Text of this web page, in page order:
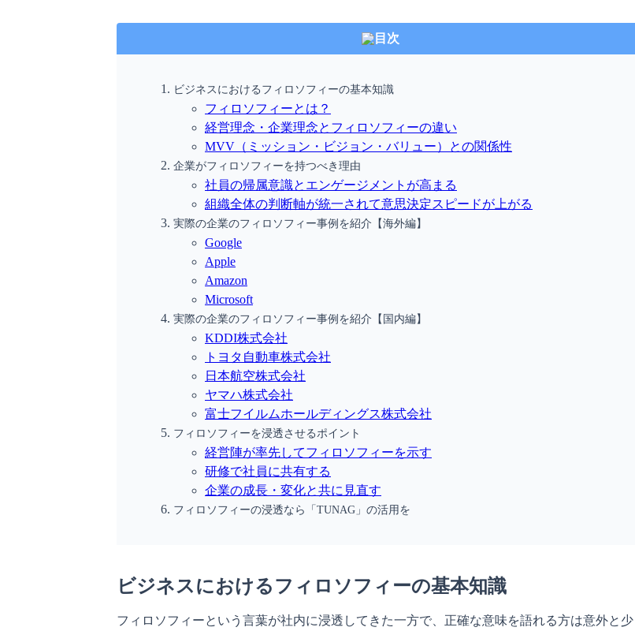
目次
ビジネスにおけるフィロソフィーの基本知識
フィロソフィーとは？
経営理念・企業理念とフィロソフィーの違い
MVV（ミッション・ビジョン・バリュー）との関係性
企業がフィロソフィーを持つべき理由
社員の帰属意識とエンゲージメントが高まる
組織全体の判断軸が統一されて意思決定スピードが上がる
実際の企業のフィロソフィー事例を紹介【海外編】
Google
Apple
Amazon
Microsoft
実際の企業のフィロソフィー事例を紹介【国内編】
KDDI株式会社
トヨタ自動車株式会社
日本航空株式会社
ヤマハ株式会社
富士フイルムホールディングス株式会社
フィロソフィーを浸透させるポイント
経営陣が率先してフィロソフィーを示す
研修で社員に共有する
企業の成長・変化と共に見直す
フィロソフィーの浸透なら「TUNAG」の活用を
ビジネスにおけるフィロソフィーの基本知識
フィロソフィーという言葉が社内に浸透してきた一方で、正確な意味を語れる方は意外と少